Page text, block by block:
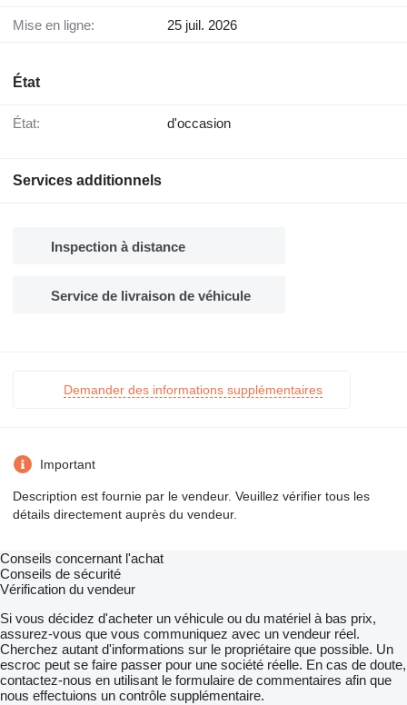
Mise en ligne: 25 juil. 2026
État
État: d'occasion
Services additionnels
Inspection à distance
Service de livraison de véhicule
Demander des informations supplémentaires
Important
Description est fournie par le vendeur. Veuillez vérifier tous les
détails directement auprès du vendeur.
Conseils concernant l'achat
Conseils de sécurité
Vérification du vendeur
Si vous décidez d'acheter un véhicule ou du matériel à bas prix,
assurez-vous que vous communiquez avec un vendeur réel.
Cherchez autant d'informations sur le propriétaire que possible. Un
escroc peut se faire passer pour une société réelle. En cas de doute,
contactez-nous en utilisant le formulaire de commentaires afin que
nous effectuions un contrôle supplémentaire.